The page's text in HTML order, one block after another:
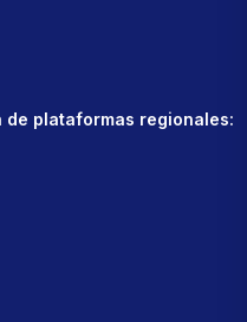
de plataformas regionales: